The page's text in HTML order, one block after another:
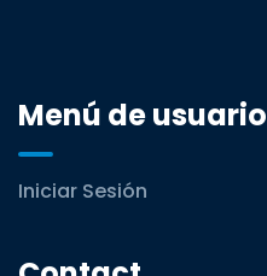
Menú de usuario
Iniciar Sesión